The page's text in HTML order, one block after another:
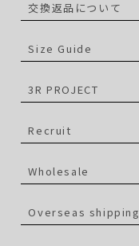
交換返品について
Size Guide
3R PROJECT
Recruit
Wholesale
Overseas shipping